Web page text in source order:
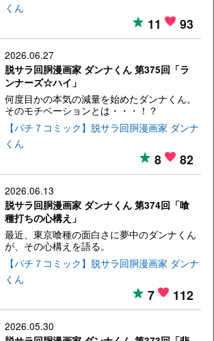
くん
11 93
2026.06.27
脱サラ回胴漫画家 ダンナくん 第375回「ラ
ンナーズ☆ハイ」
何度目かの本気の減量を始めたダンナくん。
そのモチベーションとは・・・！？
【パチ７コミック】脱サラ回胴漫画家 ダンナ
くん
8 82
2026.06.13
脱サラ回胴漫画家 ダンナくん 第374回「喰
種打ちの心構え」
最近、東京喰種の面白さに夢中のダンナくん
が、その心構えを語る。
【パチ７コミック】脱サラ回胴漫画家 ダンナ
くん
7 112
2026.05.30